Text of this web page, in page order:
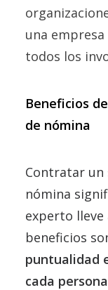
una
todos los
Beneficios
de nómina
Contratar un
nómina
experto lleve
beneficios
puntualidad
cada